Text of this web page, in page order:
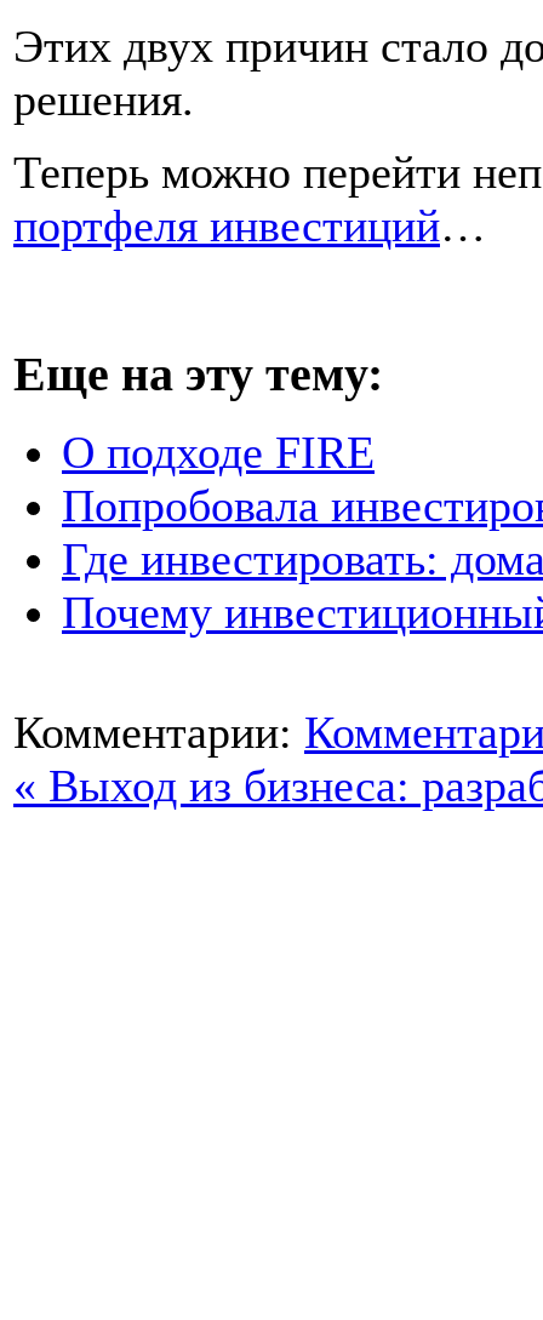
Этих двух причин стало
решения.
Теперь можно перейти
портфеля инвестиций…
Еще на эту тему:
О подходе FIRE
Попробовала
Где инвестировать:
Почему
Комментарии:
« Выход из бизнеса: